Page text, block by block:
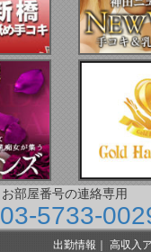
お部屋番号の連絡専用
03-5733-
出勤情報 高収入